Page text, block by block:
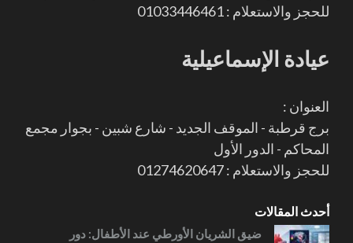
للحجز والاستعلام : 01033446461
عيادة الإسماعيلية
العنوان :
برج قرطبة - الموقف الجديد - شارع شبين - بجوار مجمع
المحاكم - الدور الأول
للحجز والاستعلام : 01274620647
أحدث المقالات
ضيق الشريان الأورطي عند الأطفال: دور